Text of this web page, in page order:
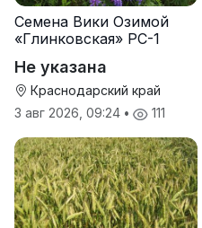
Семена Вики Озимой
«Глинковская» РС-1
Не указана
Краснодарский край
3 авг 2026, 09:24 • 111